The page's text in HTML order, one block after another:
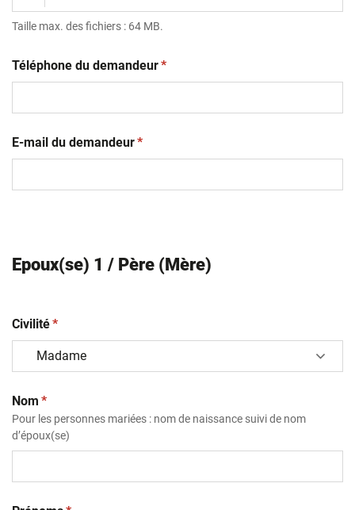
Taille max. des fichiers : 64 MB.
Téléphone du demandeur(obligatoire)
*
E-mail du demandeur(obligatoire)
*
Epoux(se) 1 / Père (Mère)
Civilité(obligatoire)
*
Nom (obligatoire)
*
Pour les personnes mariées : nom de naissance suivi de nom
d’époux(se)